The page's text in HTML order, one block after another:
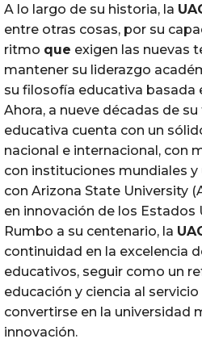
A lo largo de su historia, la
entre otras cosas, por su
ritmo que exigen las nuevas
mantener su liderazgo
su filosofía educativa basada
Ahora, a nueve décadas de
educativa cuenta con un
nacional e internacional, con
con instituciones mundiales
con Arizona State University
en innovación de los Estados
Rumbo a su centenario, la
continuidad en la excelencia
educativos, seguir como un
educación y ciencia al
convertirse en la universidad
innovación.